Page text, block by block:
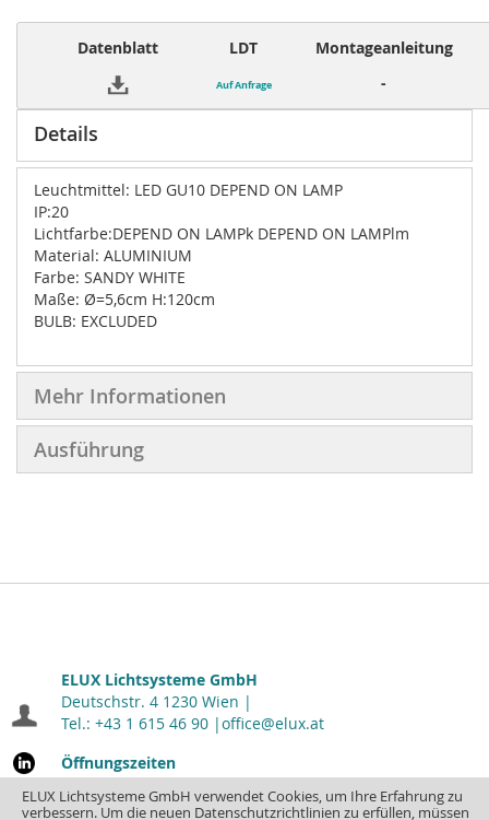
ELUX Lichtsysteme GmbH verwendet Cookies, um Ihre Erfahrung zu
verbessern. Um die neuen Datenschutzrichtlinien zu erfüllen, müssen
Datenblatt LDT Montageanleitung
Auf Anfrage -
Details
Leuchtmittel: LED GU10 DEPEND ON LAMP
IP:20
Lichtfarbe:DEPEND ON LAMPk DEPEND ON LAMPlm
Material: ALUMINIUM
Farbe: SANDY WHITE
Maße: Ø=5,6cm H:120cm
BULB: EXCLUDED
Mehr Informationen
Ausführung
ELUX Lichtsysteme GmbH
Deutschstr. 4 1230 Wien |
Tel.: +43 1 615 46 90 |office@elux.at
Öffnungszeiten
Montag - Donnerstag: 7.00 - 16.30| Freitag: 7.00 - 12.00